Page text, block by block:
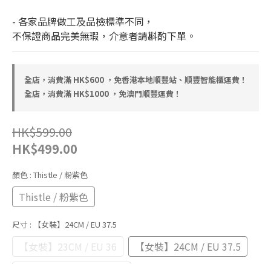
- 各家品牌做工及品檢標準不同，
不保證商品完美無瑕，介意者請斟酌下單。
全店，消費滿 HK$600 ，免香港本地順豐站、順豐智能櫃運費！
全店，消費滿 HK$1000 ，免澳門順豐運費！
HK$599.00
HK$499.00
顏色 : Thistle / 粉紫色
Thistle / 粉紫色
尺寸 : 【女裝】24CM / EU 37.5
【女裝】23CM / EU 36
【女裝】24CM / EU 37.5